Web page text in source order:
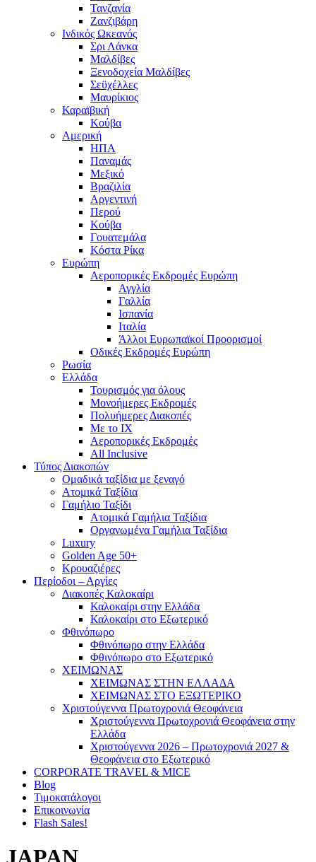
Τανζανία
Ζανζιβάρη
Ινδικός Ωκεανός
Σρι Λάνκα
Μαλδίβες
Ξενοδοχεία Μαλδίβες
Σεϋχέλλες
Μαυρίκιος
Καραϊβική
Κούβα
Αμερική
ΗΠΑ
Παναμάς
Μεξικό
Βραζιλία
Αργεντινή
Περού
Κούβα
Γουατεμάλα
Κόστα Ρίκα
Ευρώπη
Αεροπορικές Εκδρομές Ευρώπη
Αγγλία
Γαλλία
Ισπανία
Ιταλία
Άλλοι Ευρωπαϊκοί Προορισμοί
Οδικές Εκδρομές Ευρώπη
Ρωσία
Ελλάδα
Τουρισμός για όλους
Mονοήμερες Εκδρομές
Πολυήμερες Διακοπές
Με το ΙΧ
Αεροπορικές Εκδρομές
All Inclusive
Τύπος Διακοπών
Ομαδικά ταξίδια με ξεναγό
Ατομικά Ταξίδια
Γαμήλιο Ταξίδι
Ατομικά Γαμήλια Ταξίδια
Οργανωμένα Γαμήλια Ταξίδια
Luxury
Golden Age 50+
Κρουαζιέρες
Περίοδοι – Αργίες
Διακοπές Καλοκαίρι
Καλοκαίρι στην Ελλάδα
Καλοκαίρι στο Εξωτερικό
Φθινόπωρο
Φθινόπωρο στην Ελλάδα
Φθινόπωρο στο Εξωτερικό
ΧΕΙΜΩΝΑΣ
ΧΕΙΜΩΝΑΣ ΣΤΗΝ ΕΛΛΑΔΑ
ΧΕΙΜΩΝΑΣ ΣΤΟ ΕΞΩΤΕΡΙΚΟ
Χριστούγεννα Πρωτοχρονιά Θεοφάνεια
Χριστούγεννα Πρωτοχρονιά Θεοφάνεια στην
Ελλάδα
Χριστούγεννα 2026 – Πρωτοχρονιά 2027 &
Θεοφάνεια στο Εξωτερικό
CORPORATE TRAVEL & MICE
Blog
Τιμοκατάλογοι
Επικοινωνία
Flash Sales!